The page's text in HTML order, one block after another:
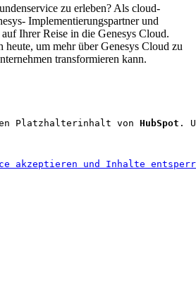
zu erleben? Als cloud-
Implementierungspartner und
Ihrer Reise in die Genesys Cloud.
heute, um mehr über Genesys Cloud zu
transformieren kann.
Platzhalterinhalt von HubSpot .
akzeptieren und Inhalte